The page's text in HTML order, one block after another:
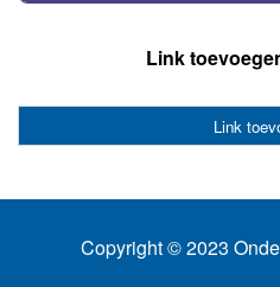
Link
Link
Copyright © 2023